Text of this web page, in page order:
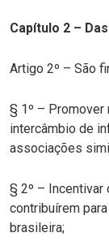
Capítulo 2 –
Artigo 2º – São
§ 1º – Promover
intercâmbio de
associações
§ 2º –
contribuírem
brasileira;